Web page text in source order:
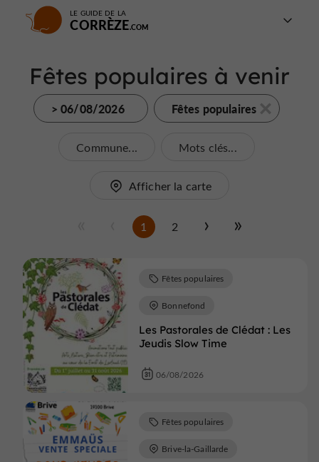
LE GUIDE DE LA
CORRÈZE
Fêtes populaires à venir
> 06/08/2026 Fêtes populaires
Commune... Mots clés...
Afficher la carte
1 2
Les Pastorales de Clédat : Les
Jeudis Slow Time
Fêtes populaires
Bonnefond
06/08/2026
Fêtes populaires
Brive-la-Gaillarde